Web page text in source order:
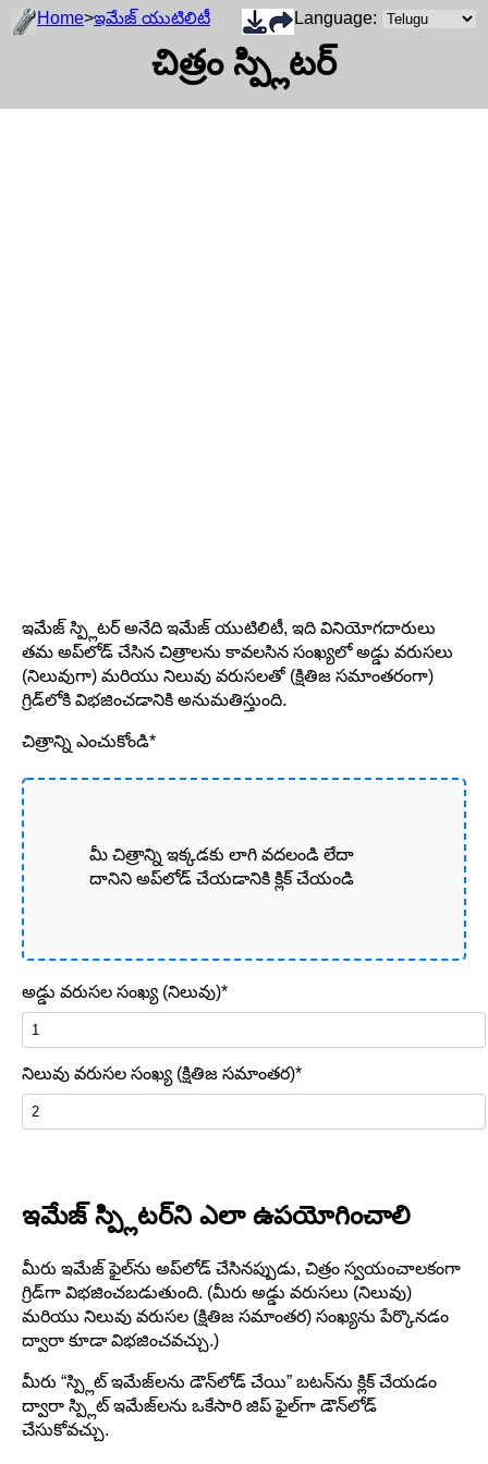
Home>ఇమేజ్ యుటిలిటీ
చిత్రం స్ప్లిటర్
Language:
ఇమేజ్ స్ప్లిటర్ అనేది ఇమేజ్ యుటిలిటీ, ఇది వినియోగదారులు
తమ అప్‌లోడ్ చేసిన చిత్రాలను కావలసిన సంఖ్యలో అడ్డు వరుసలు
(నిలువుగా) మరియు నిలువు వరుసలతో (క్షితిజ సమాంతరంగా)
గ్రిడ్‌లోకి విభజించడానికి అనుమతిస్తుంది.
చిత్రాన్ని ఎంచుకోండి*
మీ చిత్రాన్ని ఇక్కడకు లాగి వదలండి లేదా
దానిని అప్‌లోడ్ చేయడానికి క్లిక్ చేయండి
అడ్డు వరుసల సంఖ్య (నిలువు)*
నిలువు వరుసల సంఖ్య (క్షితిజ సమాంతర)*
ఇమేజ్ స్ప్లిటర్‌ని ఎలా ఉపయోగించాలి
మీరు ఇమేజ్ ఫైల్‌ను అప్‌లోడ్ చేసినప్పుడు, చిత్రం స్వయంచాలకంగా
గ్రిడ్‌గా విభజించబడుతుంది. (మీరు అడ్డు వరుసలు (నిలువు)
మరియు నిలువు వరుసల (క్షితిజ సమాంతర) సంఖ్యను పేర్కొనడం
ద్వారా కూడా విభజించవచ్చు.)
మీరు “స్ప్లిట్ ఇమేజ్‌లను డౌన్‌లోడ్ చేయి” బటన్‌ను క్లిక్ చేయడం
ద్వారా స్ప్లిట్ ఇమేజ్‌లను ఒకేసారి జిప్ ఫైల్‌గా డౌన్‌లోడ్
చేసుకోవచ్చు.